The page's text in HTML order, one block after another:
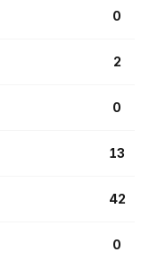
0
2
0
13
42
0